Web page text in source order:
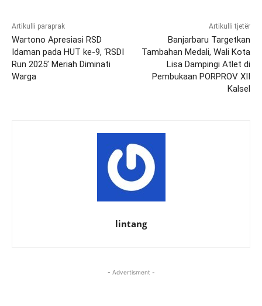
Artikulli paraprak
Wartono Apresiasi RSD
Idaman pada HUT ke-9, ‘RSDI
Run 2025’ Meriah Diminati
Warga
Artikulli tjetër
Banjarbaru Targetkan
Tambahan Medali, Wali Kota
Lisa Dampingi Atlet di
Pembukaan PORPROV XII
Kalsel
lintang
- Advertisment -